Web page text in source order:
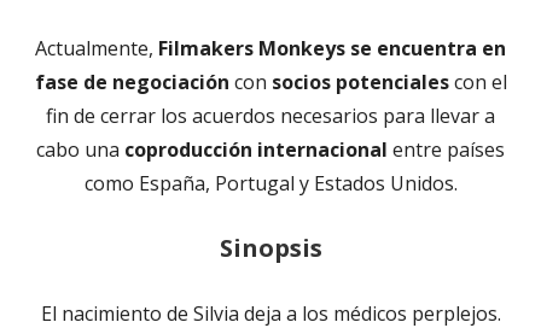
Actualmente, Filmakers Monkeys se encuentra en
fase de negociación con socios potencialescon el
fin de cerrar los acuerdos necesarios para llevar a
cabo una coproducción internacional entre países
como España, Portugal y Estados Unidos.
Sinopsis
El nacimiento de Silvia deja a los médicos perplejos.